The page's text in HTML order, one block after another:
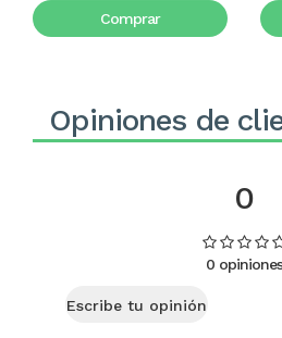
Comprar
Opiniones de
0
0 opiniones
Escribe tu opinión